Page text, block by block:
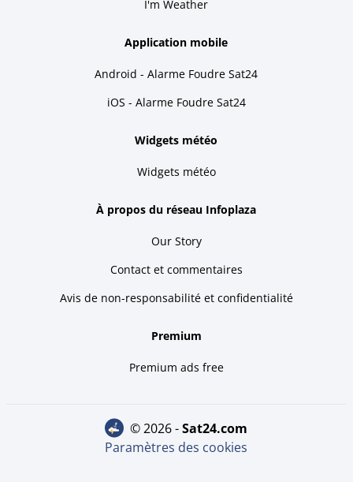
I'm Weather
Application mobile
Android - Alarme Foudre Sat24
iOS - Alarme Foudre Sat24
Widgets météo
Widgets météo
À propos du réseau Infoplaza
Our Story
Contact et commentaires
Avis de non-responsabilité et confidentialité
Premium
Premium ads free
© 2026 - sat24.com
Paramètres des cookies